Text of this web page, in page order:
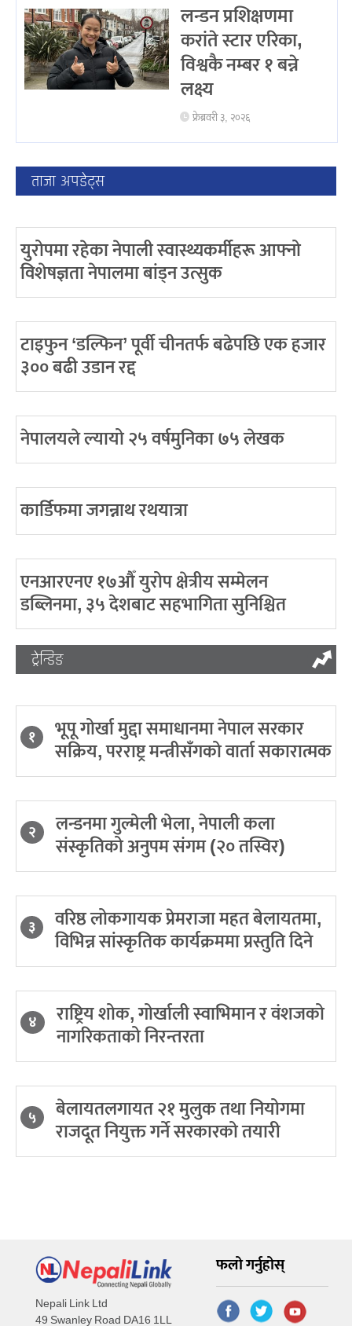
लन्डन प्रशिक्षणमा
करांते स्टार एरिका,
विश्वकै नम्बर १ बन्ने
लक्ष्य
फ्रेब्रवरी ३, २०२६
ताजा अपडेट्स
युरोपमा रहेका नेपाली स्वास्थ्यकर्मीहरू आफ्नो
विशेषज्ञता नेपालमा बांड्न उत्सुक
टाइफुन ‘डल्फिन’ पूर्वी चीनतर्फ बढेपछि एक हजार
३०० बढी उडान रद्द
नेपालयले ल्यायो २५ वर्षमुनिका ७५ लेखक
कार्डिफमा जगन्नाथ रथयात्रा
एनआरएनए १७औँ युरोप क्षेत्रीय सम्मेलन
डब्लिनमा, ३५ देशबाट सहभागिता सुनिश्चित
ट्रेन्डिङ
१ भूपू गोर्खा मुद्दा समाधानमा नेपाल सरकार
सक्रिय, परराष्ट्र मन्त्रीसँगको वार्ता सकारात्मक
२ लन्डनमा गुल्मेली भेला, नेपाली कला
संस्कृतिको अनुपम संगम (२० तस्विर)
३ वरिष्ठ लोकगायक प्रेमराजा महत बेलायतमा,
विभिन्न सांस्कृतिक कार्यक्रममा प्रस्तुति दिने
४ राष्ट्रिय शोक, गोर्खाली स्वाभिमान र वंशजको
नागरिकताको निरन्तरता
५ बेलायतलगायत २१ मुलुक तथा नियोगमा
राजदूत नियुक्त गर्ने सरकारको तयारी
Nepali Link Ltd
49 Swanley Road DA16 1LL
फलो गर्नुहोस्